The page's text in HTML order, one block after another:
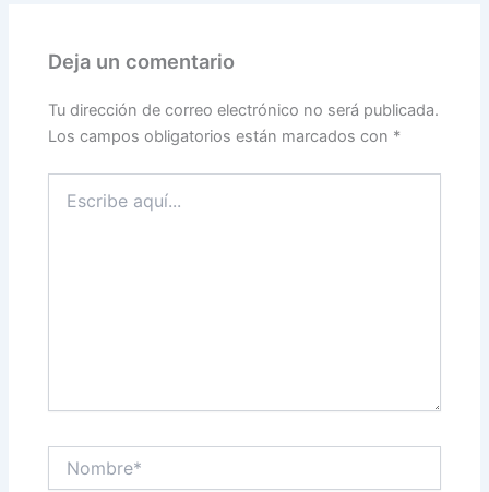
Deja un comentario
Tu dirección de correo electrónico no será publicada.
Los campos obligatorios están marcados con *
aquí...